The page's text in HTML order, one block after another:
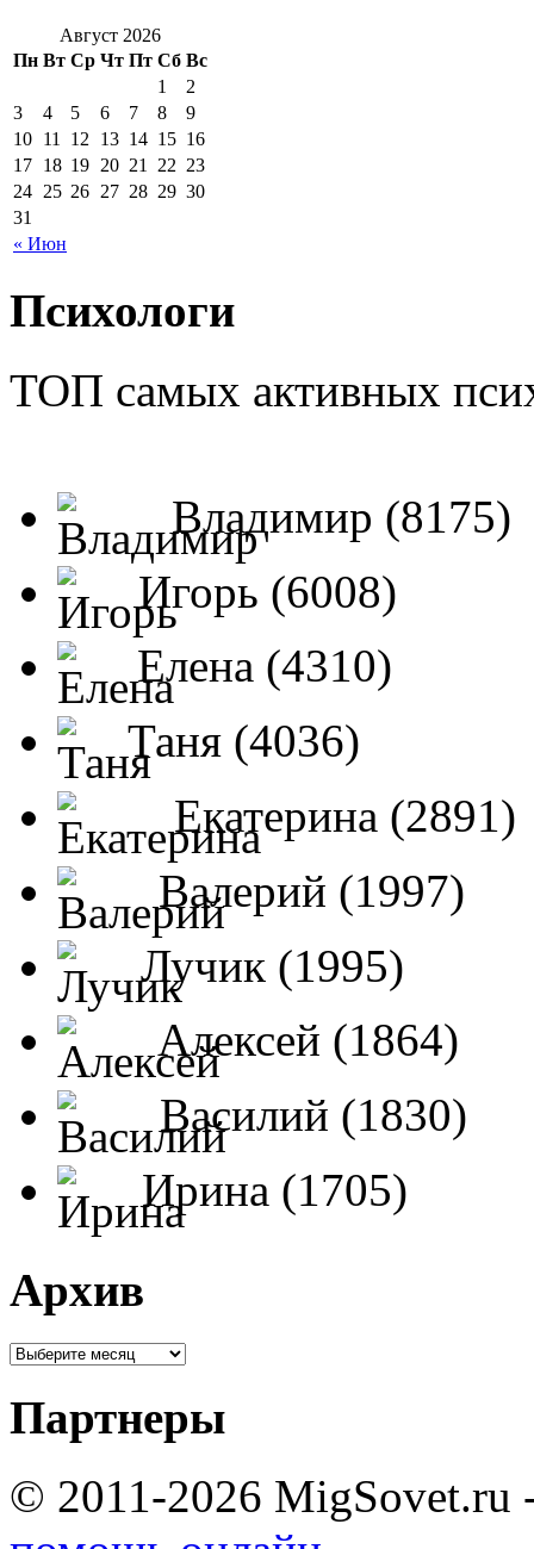
Август 2026
Пн Вт Ср Чт Пт Сб Вс
« Июн
1
2
3
4 5 6 7 8
9
10 11 12 13 14 15 16
17 18 19 20 21 22 23
24 25 26 27 28 29 30
31
Психологи
ТОП самых активных
Владимир (8175)
Игорь (6008)
Елена (4310)
Таня (4036)
Екатерина (2891)
Валерий (1997)
Лучик (1995)
Алексей (1864)
Василий (1830)
Ирина (1705)
Архив
Партнеры
© 2011-2026 MigSovet.ru